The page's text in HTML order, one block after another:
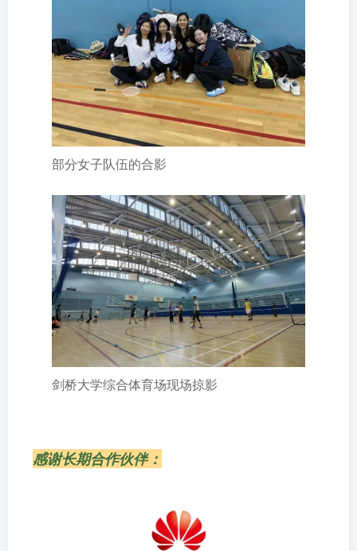
部分女子队伍的合影
剑桥大学综合体育场现场掠影
感谢长期合作伙伴：